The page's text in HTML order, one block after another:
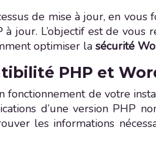
de mise à jour, en vous
jour. L’objectif est de
optimiser la sécurité
PHP et
de votre
d’une version PHP
les informations